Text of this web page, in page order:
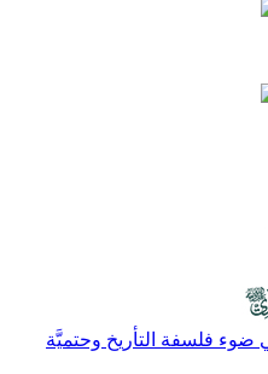
ضوء فلسفة التأريخ وحتميَّة